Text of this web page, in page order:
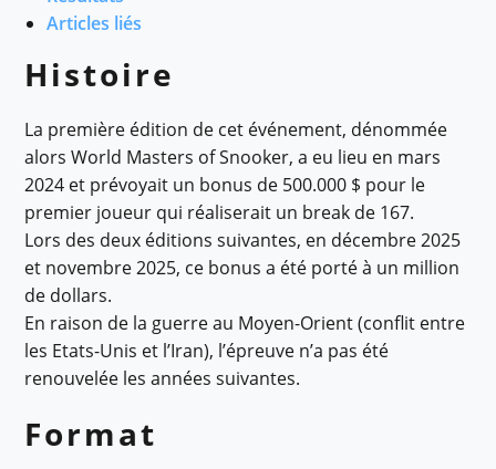
Articles liés
Histoire
La première édition de cet événement, dénommée
alors World Masters of Snooker, a eu lieu en mars
2024 et prévoyait un bonus de 500.000 $ pour le
premier joueur qui réaliserait un break de 167.
Lors des deux éditions suivantes, en décembre 2025
et novembre 2025, ce bonus a été porté à un million
de dollars.
En raison de la guerre au Moyen-Orient (conflit entre
les Etats-Unis et l’Iran), l’épreuve n’a pas été
renouvelée les années suivantes.
Format